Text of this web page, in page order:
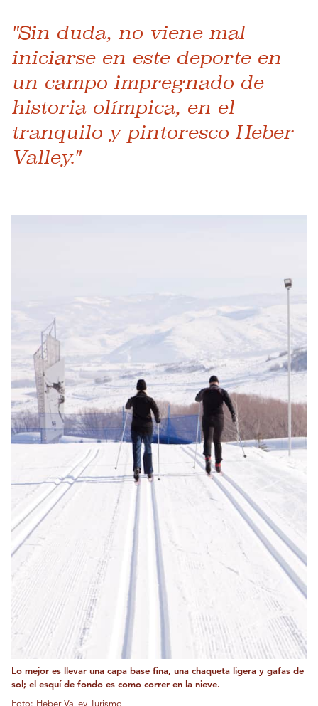
"Sin duda, no viene mal
iniciarse en este deporte en
un campo impregnado de
historia olímpica, en el
tranquilo y pintoresco Heber
Valley."
Lo mejor es llevar una capa base fina, una chaqueta ligera y gafas de
sol; el esquí de fondo es como correr en la nieve.